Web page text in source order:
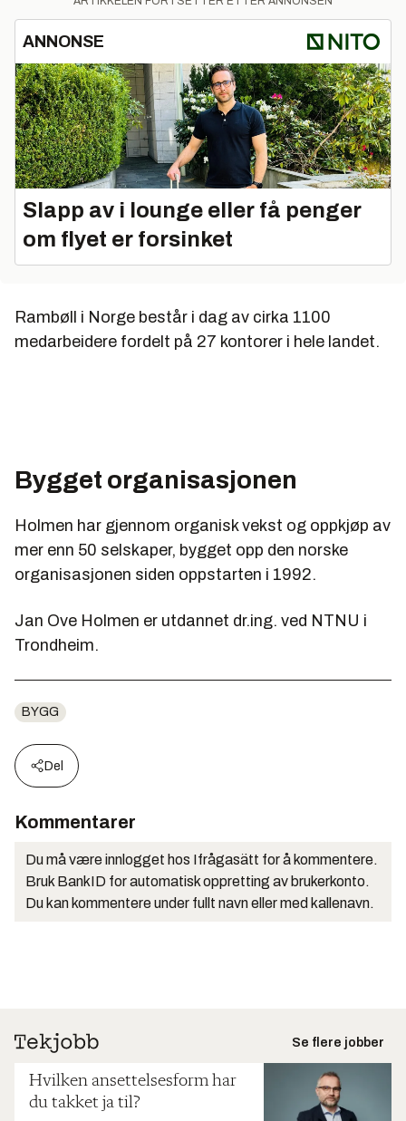
ANNONSE
Slapp av i lounge eller få penger
om flyet er forsinket
Rambøll i Norge består i dag av cirka 1100
medarbeidere fordelt på 27 kontorer i hele landet.
Bygget organisasjonen
Holmen har gjennom organisk vekst og oppkjøp av
mer enn 50 selskaper, bygget opp den norske
organisasjonen siden oppstarten i 1992.
Jan Ove Holmen er utdannet dr.ing. ved NTNU i
Trondheim.
BYGG
Del
Kommentarer
Du må være innlogget hos Ifrågasätt for å kommentere.
Bruk BankID for automatisk oppretting av brukerkonto.
Du kan kommentere under fullt navn eller med kallenavn.
Se flere jobber
Hvilken ansettelsesform har
du takket ja til?